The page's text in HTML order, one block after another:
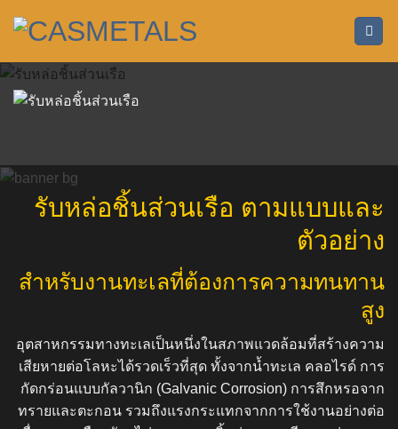
ไป
เนื้อหา
รับหล่อชิ้นส่วนเรือ ตามแบบและ
ตัวอย่าง
สำหรับงานทะเลที่ต้องการความทนทาน
สูง
อุตสาหกรรมทางทะเลเป็นหนึ่งในสภาพแวดล้อมที่สร้างความ
เสียหายต่อโลหะได้รวดเร็วที่สุด ทั้งจากน้ำทะเล คลอไรด์ การ
กัดกร่อนแบบกัลวานิก (Galvanic Corrosion) การสึกหรอจาก
ทรายและตะกอน รวมถึงแรงกระแทกจากการใช้งานอย่างต่อ